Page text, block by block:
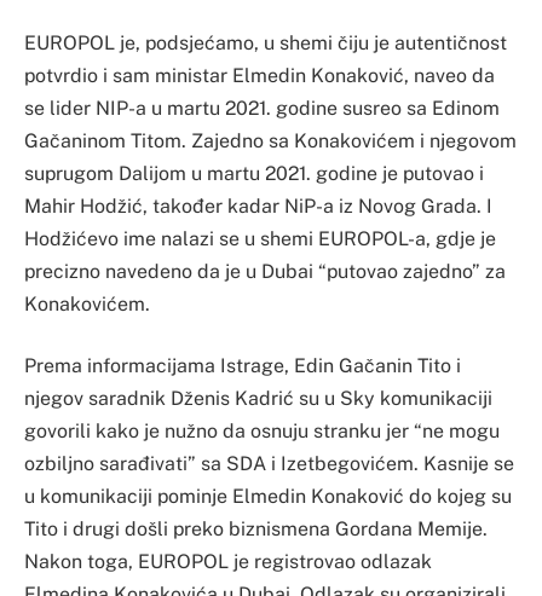
EUROPOL je, podsjećamo, u shemi čiju je autentičnost
potvrdio i sam ministar Elmedin Konaković, naveo da
se lider NIP-a u martu 2021. godine susreo sa Edinom
Gačaninom Titom. Zajedno sa Konakovićem i njegovom
suprugom Dalijom u martu 2021. godine je putovao i
Mahir Hodžić, također kadar NiP-a iz Novog Grada. I
Hodžićevo ime nalazi se u shemi EUROPOL-a, gdje je
precizno navedeno da je u Dubai “putovao zajedno” za
Konakovićem.
Prema informacijama Istrage, Edin Gačanin Tito i
njegov saradnik Dženis Kadrić su u Sky komunikaciji
govorili kako je nužno da osnuju stranku jer “ne mogu
ozbiljno sarađivati” sa SDA i Izetbegovićem. Kasnije se
u komunikaciji pominje Elmedin Konaković do kojeg su
Tito i drugi došli preko biznismena Gordana Memije.
Nakon toga, EUROPOL je registrovao odlazak